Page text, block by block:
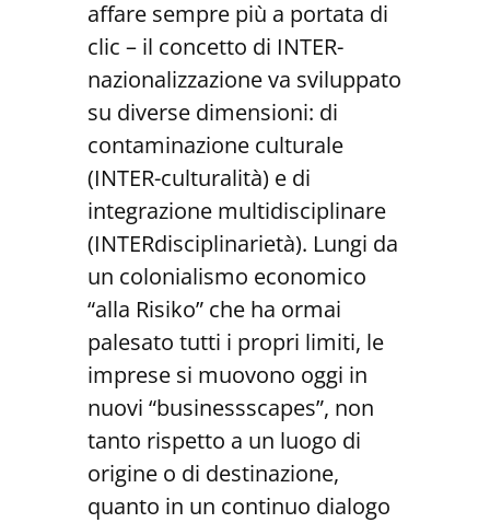
affare sempre più a portata di
clic – il concetto di INTER-
nazionalizzazione va sviluppato
su diverse dimensioni: di
contaminazione culturale
(INTER-culturalità) e di
integrazione multidisciplinare
(INTERdisciplinarietà). Lungi da
un colonialismo economico
“alla Risiko” che ha ormai
palesato tutti i propri limiti, le
imprese si muovono oggi in
nuovi “businessscapes”, non
tanto rispetto a un luogo di
origine o di destinazione,
quanto in un continuo dialogo